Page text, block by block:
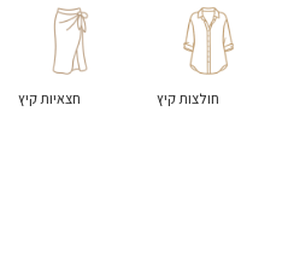
חולצות קיץ חצאיות קיץ